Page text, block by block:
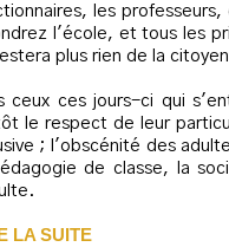
les
l'école, et tous les
plus rien de la
ceux ces jours-ci qui
le respect de leur
; l'obscénité des
de classe, la
LA SUITE